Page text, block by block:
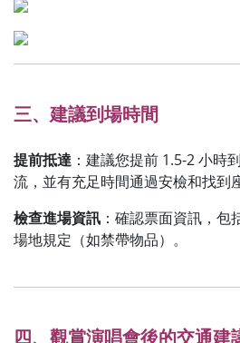
三、建議到場時間
提前抵達 ：建議您提前 1.5-2 小時
流，並有充足時間通過安檢和找到
檢查進場資訊 ：確認票面資訊，包
場地規定（如禁帶物品）。
四、觀賞演唱會後的交通建